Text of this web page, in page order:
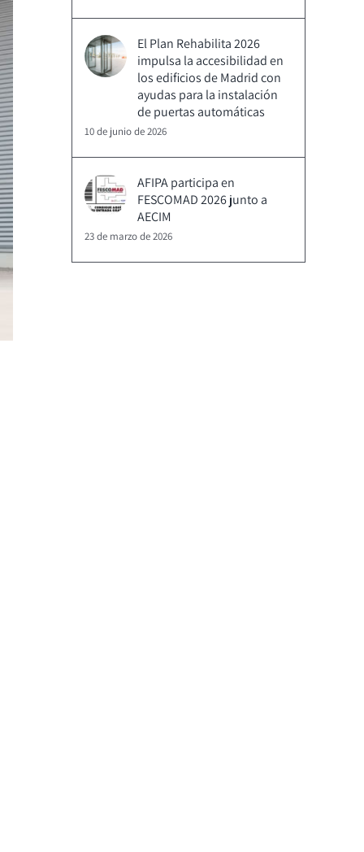
El Plan Rehabilita 2026
impulsa la accesibilidad en
los edificios de Madrid con
ayudas para la instalación
de puertas automáticas
10 de junio de 2026
AFIPA participa en
FESCOMAD 2026 junto a
AECIM
23 de marzo de 2026